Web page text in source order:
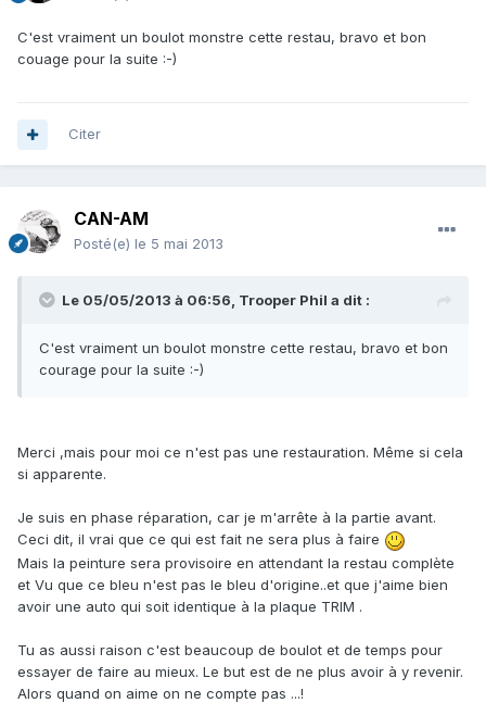
C'est vraiment un boulot monstre cette restau, bravo et bon
couage pour la suite :-)
Citer
CAN-AM
Posté(e) le 5 mai 2013
Le 05/05/2013 à 06:56, Trooper Phil a dit :
C'est vraiment un boulot monstre cette restau, bravo et bon
courage pour la suite :-)
Merci ,mais pour moi ce n'est pas une restauration. Même si cela
si apparente.
Je suis en phase réparation, car je m'arrête à la partie avant.
Ceci dit, il vrai que ce qui est fait ne sera plus à faire
Mais la peinture sera provisoire en attendant la restau complète
et Vu que ce bleu n'est pas le bleu d'origine..et que j'aime bien
avoir une auto qui soit identique à la plaque TRIM .
Tu as aussi raison c'est beaucoup de boulot et de temps pour
essayer de faire au mieux. Le but est de ne plus avoir à y revenir.
Alors quand on aime on ne compte pas ...!